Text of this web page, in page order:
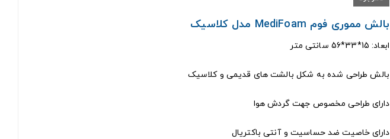
بالش مموری فوم MediFoam مدل کلاسیک
ابعاد: 15*33*56 سانتی متر
بالش طراحی شده به شکل بالشت های قدیمی و کلاسیک
دارای طراحی مخصوص جهت گردش هوا
دارای خاصیت ضد حساسیت و آنتی باکتریال